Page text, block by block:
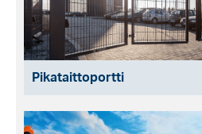
Pikataittoportti